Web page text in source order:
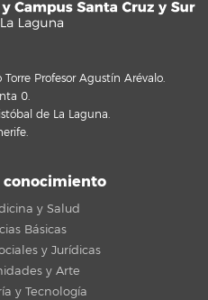
Profesor Agustín Arévalo.
0.
de La Laguna.
conocimiento
y Salud
Básicas
y Jurídicas
y Arte
y Tecnología